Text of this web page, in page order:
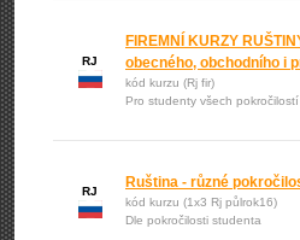
RJ
FIREMNÍ KURZY
obecného, obchodního i
kód kurzu (Rj fir)
Pro studenty všech pokročilostí
RJ
Ruština - různé
kód kurzu (1x3 Rj půlrok16)
Dle pokročilosti studenta